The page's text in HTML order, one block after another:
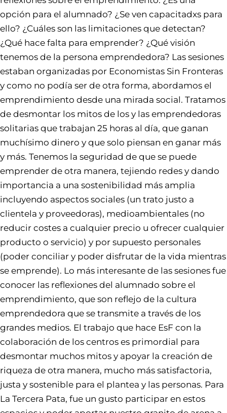
opción para el alumnado? ¿Se ven capacitadxs para
ello? ¿Cuáles son las limitaciones que detectan?
¿Qué hace falta para emprender? ¿Qué visión
tenemos de la persona emprendedora? Las sesiones
estaban organizadas por Economistas Sin Fronteras
y como no podía ser de otra forma, abordamos el
emprendimiento desde una mirada social. Tratamos
de desmontar los mitos de los y las emprendedoras
solitarias que trabajan 25 horas al día, que ganan
muchísimo dinero y que solo piensan en ganar más
y más. Tenemos la seguridad de que se puede
emprender de otra manera, tejiendo redes y dando
importancia a una sostenibilidad más amplia
incluyendo aspectos sociales (un trato justo a
clientela y proveedoras), medioambientales (no
reducir costes a cualquier precio u ofrecer cualquier
producto o servicio) y por supuesto personales
(poder conciliar y poder disfrutar de la vida mientras
se emprende). Lo más interesante de las sesiones fue
conocer las reflexiones del alumnado sobre el
emprendimiento, que son reflejo de la cultura
emprendedora que se transmite a través de los
grandes medios. El trabajo que hace EsF con la
colaboración de los centros es primordial para
desmontar muchos mitos y apoyar la creación de
riqueza de otra manera, mucho más satisfactoria,
justa y sostenible para el plantea y las personas. Para
La Tercera Pata, fue un gusto participar en estos